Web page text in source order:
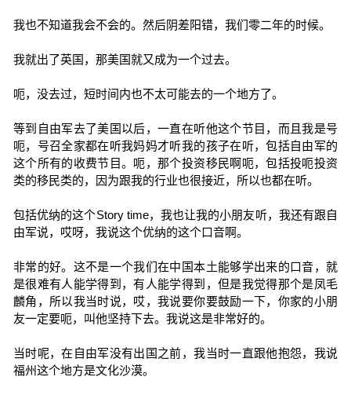
我也不知道我会不会的。然后阴差阳错，我们零二年的时候。
我就出了英国，那美国就又成为一个过去。
呃，没去过，短时间内也不太可能去的一个地方了。
等到自由军去了美国以后，一直在听他这个节目，而且我是号
呃，号召全家都在听我妈妈才听我的孩子在听，包括自由军的
这个所有的收费节目。呃，那个投资移民啊呃，包括投呃投资
类的移民类的，因为跟我的行业也很接近，所以也都在听。
包括优纳的这个Story time，我也让我的小朋友听，我还有跟自
由军说，哎呀，我说这个优纳的这个口音啊。
非常的好。这不是一个我们在中国本土能够学出来的口音，就
是很难有人能学得到，有人能学得到，但是我觉得那个是凤毛
麟角，所以我当时说，哎，我说要你要鼓励一下，你家的小朋
友一定要呃，叫他坚持下去。我说这是非常好的。
当时呢，在自由军没有出国之前，我当时一直跟他抱怨，我说
福州这个地方是文化沙漠。